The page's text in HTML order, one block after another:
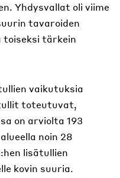
Yhdysvallat oli viime
tavaroiden
toiseksi tärkein
vaikutuksia
toteutuvat,
on arviolta 193
noin 28
lisätullien
kovin suuria.